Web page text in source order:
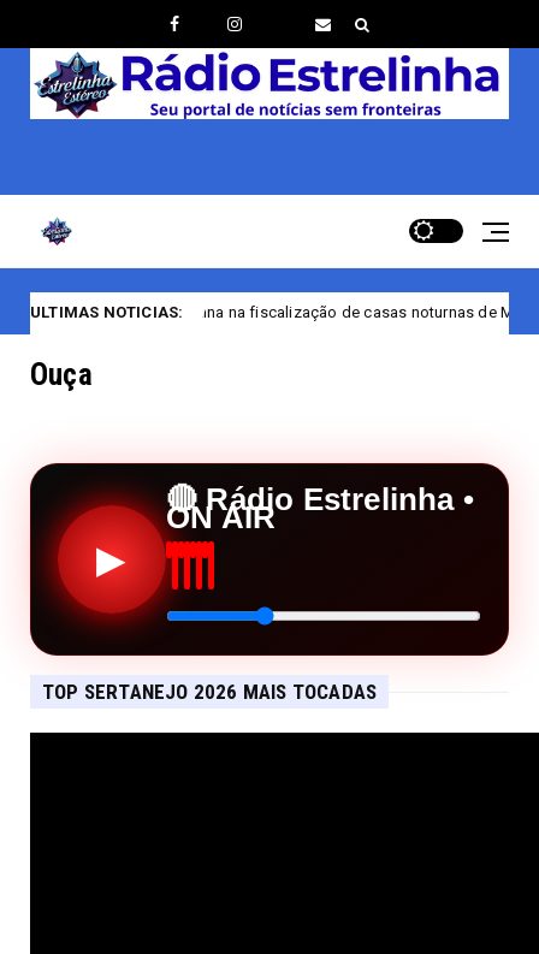
ULTIMAS NOTICIAS:
na fiscalização de casas noturnas de Manaus/AM Bandeira
Ouça
▶
🔴 Rádio Estrelinha •
ON AIR
TOP SERTANEJO 2026 MAIS TOCADAS